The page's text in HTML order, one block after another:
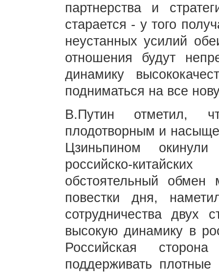
партнерства и
старается - у того
неустанных усилий
отношения будут
динамику
подниматься на все
В.Путин отметил,
плодотворным и
Цзиньпином
российско-
обстоятельный
повестки дня,
сотрудничества двух
высокую динамику в
Российская
поддерживать